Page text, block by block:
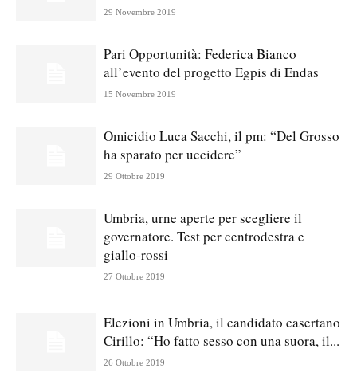
29 Novembre 2019
Pari Opportunità: Federica Bianco
all’evento del progetto Egpis di Endas
15 Novembre 2019
Omicidio Luca Sacchi, il pm: “Del Grosso
ha sparato per uccidere”
29 Ottobre 2019
Umbria, urne aperte per scegliere il
governatore. Test per centrodestra e
giallo-rossi
27 Ottobre 2019
Elezioni in Umbria, il candidato casertano
Cirillo: “Ho fatto sesso con una suora, il...
26 Ottobre 2019